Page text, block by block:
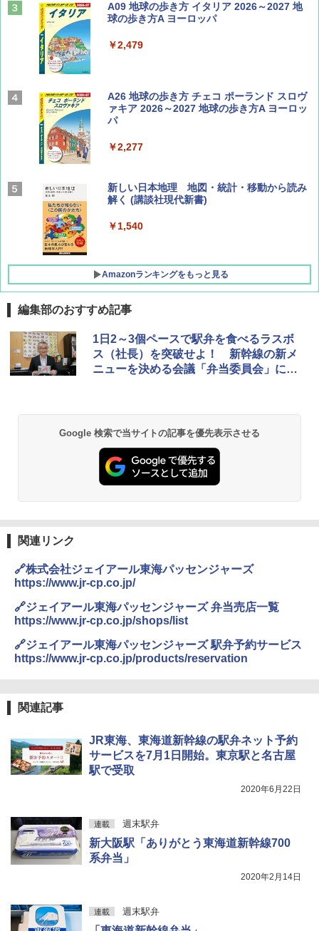
山と溪谷 2026年8月号「南アルプス大全」
Coyote No.89 特集 星野道夫 夢見る旅
￥1,540
AIRLINE（エアライン）2026年9月号【特
集】ボーイング110周年を祝して！
￥1,760
A09 地球の歩き方 イタリア 2026～2027 地
球の歩き方A ヨーロッパ
￥2,479
A26 地球の歩き方 チェコ ポーランド スロヴ
ァキア 2026～2027 地球の歩き方A ヨーロッ
パ
￥2,277
新しい日本地理 地図・統計・移動から読み
解く (講談社現代新書)
￥1,540
Amazonランキングをもっと見る
[キャンパーズコレクション 山善] ポップアッ
プテント 傘みたいに広げて畳める パッとサ
ッとサンシェード キューブ フルクローズ メ
ッシュ 簡単設置 ワンタッチテント キャンプ
PYKES PEAK (パイクスピーク) 着替えテン
ト プライバシー テント 【中が透けない】 1
人用 折りたたみ 防災グッズ 災害用トイレ ビ
ーチ ピクニック ポップアップテント 携帯 簡
ENDLESS BASE 《めざましテレビで紹介》
テント ワンタッチ RENEW 幅200 2-3人用 43
500002(88859)
￥5,999
[キャンパーズコレクション 山善] 傘みたいに
広げるだけ パッとサッとテント ブラックコ
[キャンパーズコレクション 山善] 傘みたいに
広げるだけ パッとサッとテント キューブワ
イドプラス ブラックコーティング フルクロ
テント PATCW-200B エクルベージュ
￥15,990
DEWEL パラソル 大型 ビーチ アウトドアパ
ラソル ガーデン サイトシート付 折りたたみ
防水 UVカット 4段階高さ調整 軽量 収納袋付
き
GRANDOOR ステンレス保冷剤 2個セット 2
026リニューアル 急速冷凍 空間倍増 衛生的
コンパクト 保冷力長持ち
￥2,980
秒）射程5～10m 安全ロック搭載 携帯収納袋
付き ヒグマ・イノシシ対策 自治体・教育機
関の購入実績 登山・キャンプ・アウトドア・
防災用品 長期保存可能 緊急時用 日本国内発
送
￥3,680
着替えテント トイレテント 透けない【換気
コンパクト iimono117 (ブルー)
￥3,180
編集部のおすすめ記事
1日2～3個ペースで駅弁を食べるラスボ
ス（社長）を突破せよ！ 新幹線の新メ
ニューを決める会議「弁当委員会」に潜
Google 検索で当サイトの記事を優先表示させる
関連リンク
🔗株式会社ジェイアール東海パッセンジャーズ
https://www.jr-cp.co.jp/
🔗ジェイアール東海パッセンジャーズ 弁当売店一覧
https://www.jr-cp.co.jp/shops/list
🔗ジェイアール東海パッセンジャーズ 駅弁予約サービス
https://www.jr-cp.co.jp/products/reservation
関連記事
JR東海、東海道新幹線の駅弁ネット予約
サービスを7月1日開始。東京駅と名古屋
駅で受取
2020年6月22日
連載 週末駅弁
新大阪駅「ありがとう東海道新幹線700
系弁当」
2020年2月14日
連載 週末駅弁